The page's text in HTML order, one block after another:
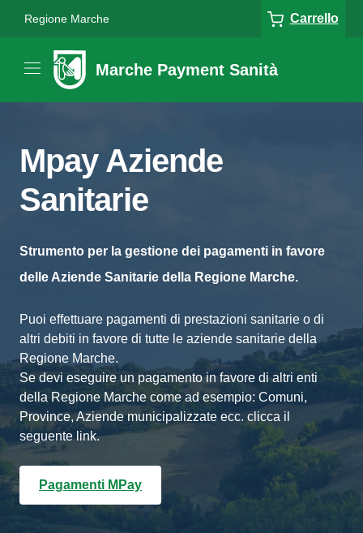
Regione Marche Carrello
Marche Payment Sanità
Mpay Aziende
Sanitarie
Strumento per la gestione dei pagamenti in favore
delle Aziende Sanitarie della Regione Marche.
Puoi effettuare pagamenti di prestazioni sanitarie o di
altri debiti in favore di tutte le aziende sanitarie della
Regione Marche.
Se devi eseguire un pagamento in favore di altri enti
della Regione Marche come ad esempio: Comuni,
Province, Aziende municipalizzate ecc. clicca il
seguente link.
Pagamenti MPay